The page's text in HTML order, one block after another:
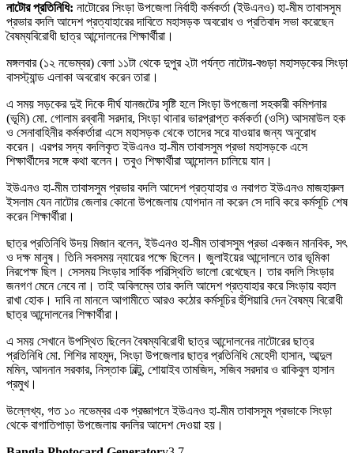
নাটোর প্রতিনিধি: নাটোরের সিংড়া উপজেলা নির্বাহী কর্মকর্তা (ইউএনও) হা-মীম তাবাসসুম
প্রভার বদলি আদেশ প্রত্যাহারের দাবিতে মহাসড়ক অবরোধ ও প্রতিবাদ সভা করেছেন
বৈষম্যবিরোধী ছাত্র আন্দোলনের শিক্ষার্থীরা।
মঙ্গলবার (১২ নভেম্বর) বেলা ১১টা থেকে দুপুর ২টা পর্যন্ত নাটোর-বগুড়া মহাসড়কের সিংড়া
বাসস্ট্যান্ড এলাকা অবরোধ করেন তারা।
এ সময় সড়কের দুই দিকে দীর্ঘ যানজটের সৃষ্টি হলে সিংড়া উপজেলা সহকারী কমিশনার
(ভূমি) মো. গোলাম রব্বানী সরদার, সিংড়া থানার ভারপ্রাপ্ত কর্মকর্তা (ওসি) আসমাউল হক
ও সেনাবাহিনীর কর্মকর্তারা এসে মহাসড়ক থেকে তাদের সরে যাওয়ার জন্য অনুরোধ
করেন। এরপর সদ্য বদলিকৃত ইউএনও হা-মীম তাবাসসুম প্রভা মহাসড়কে এসে
শিক্ষার্থীদের সঙ্গে কথা বলেন। তবুও শিক্ষার্থীরা আন্দোলন চালিয়ে যান।
ইউএনও হা-মীম তাবাসসুম প্রভার বদলি আদেশ প্রত্যাহার ও নবাগত ইউএনও মাজহারুল
ইসলাম যেন নাটোর জেলার কোনো উপজেলায় যোগদান না করেন সে দাবি করে কর্মসূচি শেষ
করেন শিক্ষার্থীরা।
ছাত্র প্রতিনিধি উদয় মিজান বলেন, ইউএনও হা-মীম তাবাসসুম প্রভা একজন মানবিক, সৎ
ও দক্ষ মানুষ। তিনি সবসময় ন্যায়ের পক্ষে ছিলেন। জুলাইয়ের আন্দোলনে তার ভূমিকা
নিরপেক্ষ ছিল। সেসময় সিংড়ার সার্বিক পরিস্থিতি ভালো রেখেছেন। তার বদলি সিংড়ার
জনগণ মেনে নেবে না। তাই অবিলম্বে তার বদলি আদেশ প্রত্যাহার করে সিংড়ায় বহাল
রাখা হোক। দাবি না মানলে আগামীতে আরও কঠোর কর্মসূচির হুঁশিয়ারি দেন বৈষম্য বিরোধী
ছাত্র আন্দোলনের শিক্ষার্থীরা।
এ সময় সেখানে উপস্থিত ছিলেন বৈষম্যবিরোধী ছাত্র আন্দোলনের নাটোরের ছাত্র
প্রতিনিধি মো. শিশির মাহমুদ, সিংড়া উপজেলার ছাত্র প্রতিনিধি মেহেদী হাসান, আব্দুল
মমিন, আদনান সরকার, নিস্তাক বিল্টু, শোয়াইব তামজিদ, সজিব সরদার ও রাকিবুল হাসান
প্রমুখ।
উল্লেখ্য, গত ১০ নভেম্বর এক প্রজ্ঞাপনে ইউএনও হা-মীম তাবাসসুম প্রভাকে সিংড়া
থেকে বাগাতিপাড়া উপজেলায় বদলির আদেশ দেওয়া হয়।